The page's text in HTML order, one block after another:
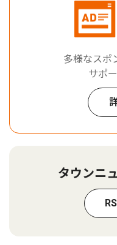
多様なスポ
サポ
タウンニ